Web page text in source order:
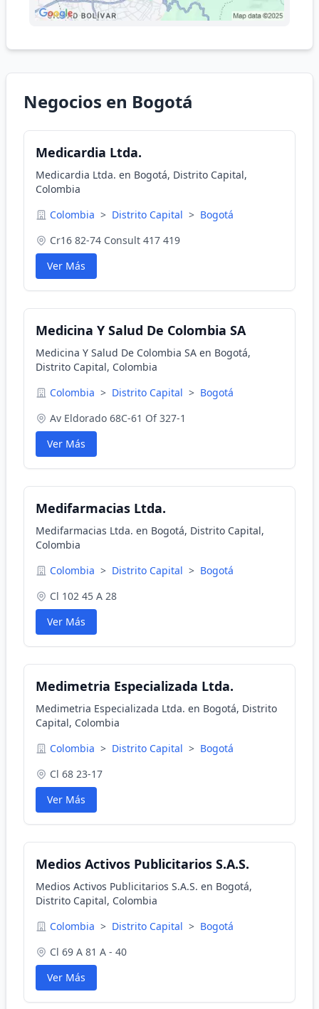
Negocios en Bogotá
Medicardia Ltda.
Medicardia Ltda. en Bogotá, Distrito Capital,
Colombia
Colombia > Distrito Capital > Bogotá
Cr16 82-74 Consult 417 419
Ver Más
Medicina Y Salud De Colombia SA
Medicina Y Salud De Colombia SA en Bogotá,
Distrito Capital, Colombia
Colombia > Distrito Capital > Bogotá
Av Eldorado 68C-61 Of 327-1
Ver Más
Medifarmacias Ltda.
Medifarmacias Ltda. en Bogotá, Distrito Capital,
Colombia
Colombia > Distrito Capital > Bogotá
Cl 102 45 A 28
Ver Más
Medimetria Especializada Ltda.
Medimetria Especializada Ltda. en Bogotá, Distrito
Capital, Colombia
Colombia > Distrito Capital > Bogotá
Cl 68 23-17
Ver Más
Medios Activos Publicitarios S.A.S.
Medios Activos Publicitarios S.A.S. en Bogotá,
Distrito Capital, Colombia
Colombia > Distrito Capital > Bogotá
Cl 69 A 81 A - 40
Ver Más